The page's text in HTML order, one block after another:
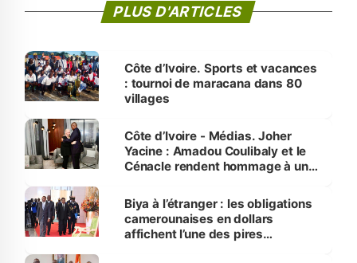
PLUS D'ARTICLES
Côte d’Ivoire. Sports et vacances
: tournoi de maracana dans 80
villages
Côte d’Ivoire - Médias. Joher
Yacine : Amadou Coulibaly et le
Cénacle rendent hommage à un
Biya à l’étranger : les obligations
camerounaises en dollars
affichent l’une des pires